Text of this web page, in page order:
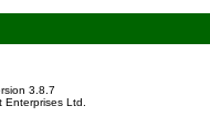
3.8.7
Ltd.